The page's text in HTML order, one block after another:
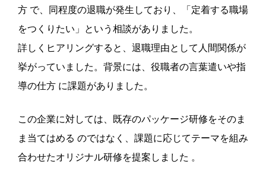
方 で、同程度の退職が発生しており、「定着する職場
をつくりたい」という相談がありました。
詳しくヒアリングすると、退職理由として人間関係が
挙がっていました。背景には、役職者の言葉遣いや指
導の仕方 に課題がありました。
この企業に対しては、既存のパッケージ研修をそのま
ま当てはめる のではなく、課題に応じてテーマを組み
合わせたオリジナル研修を提案しました 。